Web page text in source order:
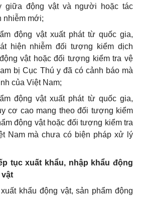
giữa động vật và người hoặc tác
nhiễm mới;
động vật xuất phát từ quốc gia,
hiện nhiễm đối tượng kiểm dịch
vật hoặc đối tượng kiểm tra vệ
bị Cục Thú y đã có cảnh báo mà
của Việt Nam;
động vật xuất phát từ quốc gia,
cơ cao mang theo đối tượng kiểm
động vật hoặc đối tượng kiểm tra
Nam mà chưa có biện pháp xử lý
tục xuất khẩu, nhập khẩu động
vật
khẩu động vật, sản phẩm động